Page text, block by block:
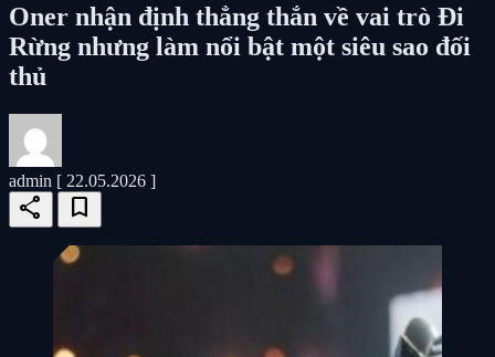
Oner nhận định thẳng thắn về vai trò Đi
Rừng nhưng làm nổi bật một siêu sao đối
thủ
admin [ 22.05.2026 ]
share bookmark